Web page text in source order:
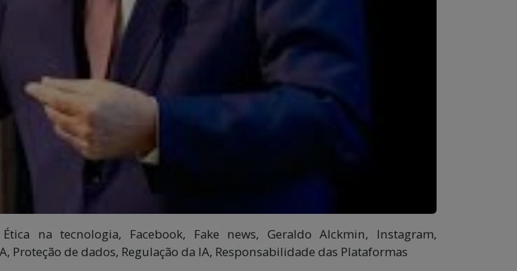
na tecnologia, Facebook, Fake news, Geraldo Alckmin, Instagram,
Proteção de dados, Regulação da IA, Responsabilidade das Plataformas